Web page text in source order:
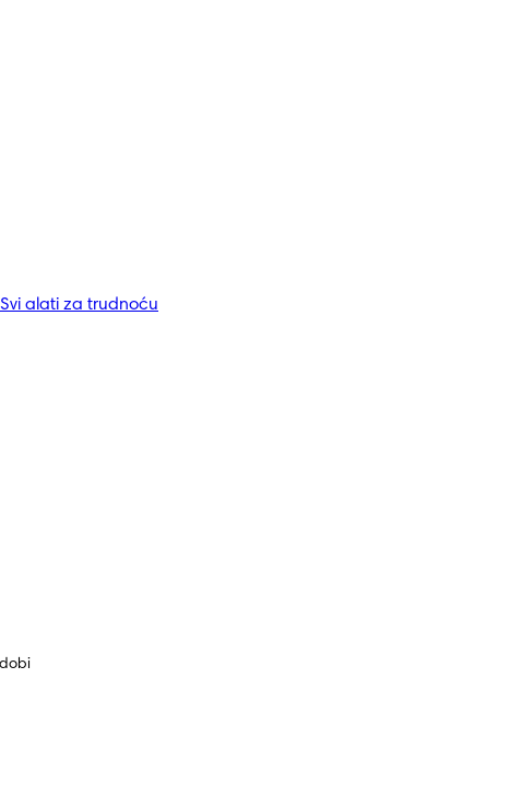
Svi alati za trudnoću